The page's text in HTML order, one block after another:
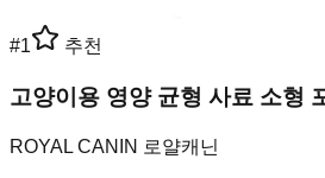
#1 추천
고양이용 영양 균형 사료 소형
ROYAL CANIN 로얄캐닌